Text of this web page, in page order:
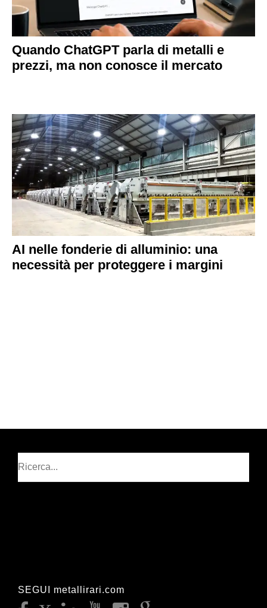
Quando ChatGPT parla di metalli e
prezzi, ma non conosce il mercato
AI nelle fonderie di alluminio: una
necessità per proteggere i margini
SEGUI metallirari.com